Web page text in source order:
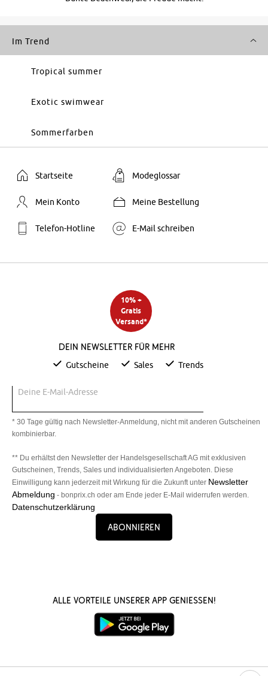
Im Trend
Tropical summer
Exotic swimwear
Sommerfarben
Startseite Modeglossar
Mein Konto Meine Bestellung
Telefon-Hotline E-Mail schreiben
10% +
Gratis
Versand*
Dein Newsletter für mehr
Gutscheine Sales Trends
Deine E-Mail-Adresse
* 30 Tage gültig nach Newsletter-Anmeldung, nicht mit anderen Gutscheinen
kombinierbar.
** Du erhältst den Newsletter der Handelsgesellschaft AG mit exklusiven
Gutscheinen, Trends, Sales und individualisierten Angeboten. Diese
Einwilligung kann jederzeit mit Wirkung für die Zukunft unter Newsletter
Abmeldung - bonprix.ch oder am Ende jeder E-Mail widerrufen werden.
Datenschutzerklärung
Abonnieren
Alle Vorteile unserer App genießen!